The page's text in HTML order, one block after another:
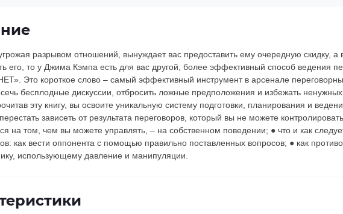
разрывом отношений, вынуждает вас предоставить ему очередную скидку, а
его, то у Джима Кэмпа есть для вас другой, более эффективный способ ведения
Это короткое слово – самый эффективный инструмент в арсенале
бесплодные дискуссии, отбросить ложные предположения и избежать ненужных
эту книгу, вы освоите уникальную систему подготовки, планирования и
зависеть от результата переговоров, который вы не можете
на том, чем вы можете управлять, – на собственном поведении; ● что и как
как вести оппонента с помощью правильно поставленных вопросов; ● как
использующему давление и манипуляции.